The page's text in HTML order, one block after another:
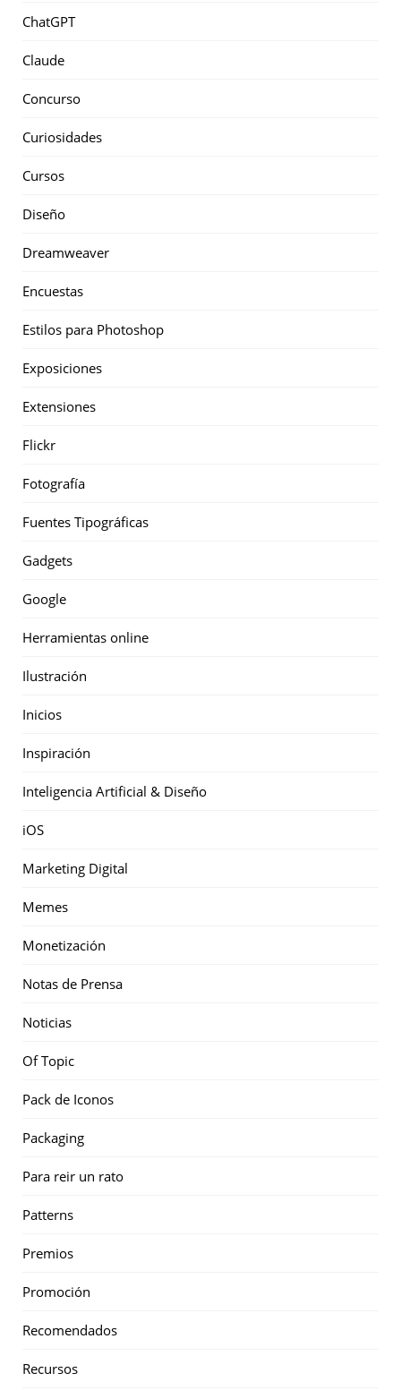
ChatGPT
Claude
Concurso
Curiosidades
Cursos
Diseño
Dreamweaver
Encuestas
Estilos para Photoshop
Exposiciones
Extensiones
Flickr
Fotografía
Fuentes Tipográficas
Gadgets
Google
Herramientas online
Ilustración
Inicios
Inspiración
Inteligencia Artificial & Diseño
iOS
Marketing Digital
Memes
Monetización
Notas de Prensa
Noticias
Of Topic
Pack de Iconos
Packaging
Para reir un rato
Patterns
Premios
Promoción
Recomendados
Recursos